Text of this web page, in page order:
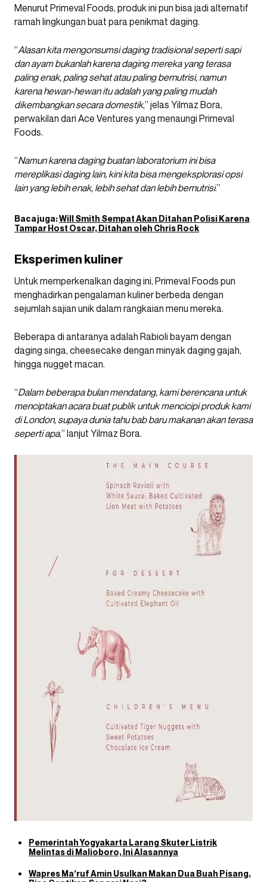
Menurut Primeval Foods, produk ini pun bisa jadi alternatif
ramah lingkungan buat para penikmat daging.
“Alasan kita mengonsumsi daging tradisional seperti sapi
dan ayam bukanlah karena daging mereka yang terasa
paling enak, paling sehat atau paling bernutrisi, namun
karena hewan-hewan itu adalah yang paling mudah
dikembangkan secara domestik,” jelas Yilmaz Bora,
perwakilan dari Ace Ventures yang menaungi Primeval
Foods.
“Namun karena daging buatan laboratorium ini bisa
mereplikasi daging lain, kini kita bisa mengeksplorasi opsi
lain yang lebih enak, lebih sehat dan lebih bernutrisi.”
Baca juga:Will Smith Sempat Akan Ditahan Polisi Karena
Tampar Host Oscar, Ditahan oleh Chris Rock
Eksperimen kuliner
Untuk memperkenalkan daging ini, Primeval Foods pun
menghadirkan pengalaman kuliner berbeda dengan
sejumlah sajian unik dalam rangkaian menu mereka.
Beberapa di antaranya adalah Rabioli bayam dengan
daging singa, cheesecake dengan minyak daging gajah,
hingga nugget macan.
“Dalam beberapa bulan mendatang, kami berencana untuk
menciptakan acara buat publik untuk mencicipi produk kami
di London, supaya dunia tahu bab baru makanan akan terasa
seperti apa,” lanjut Yilmaz Bora.
Pemerintah Yogyakarta Larang Skuter Listrik
Melintas di Malioboro, Ini Alasannya
Wapres Ma’ruf Amin Usulkan Makan Dua Buah Pisang,